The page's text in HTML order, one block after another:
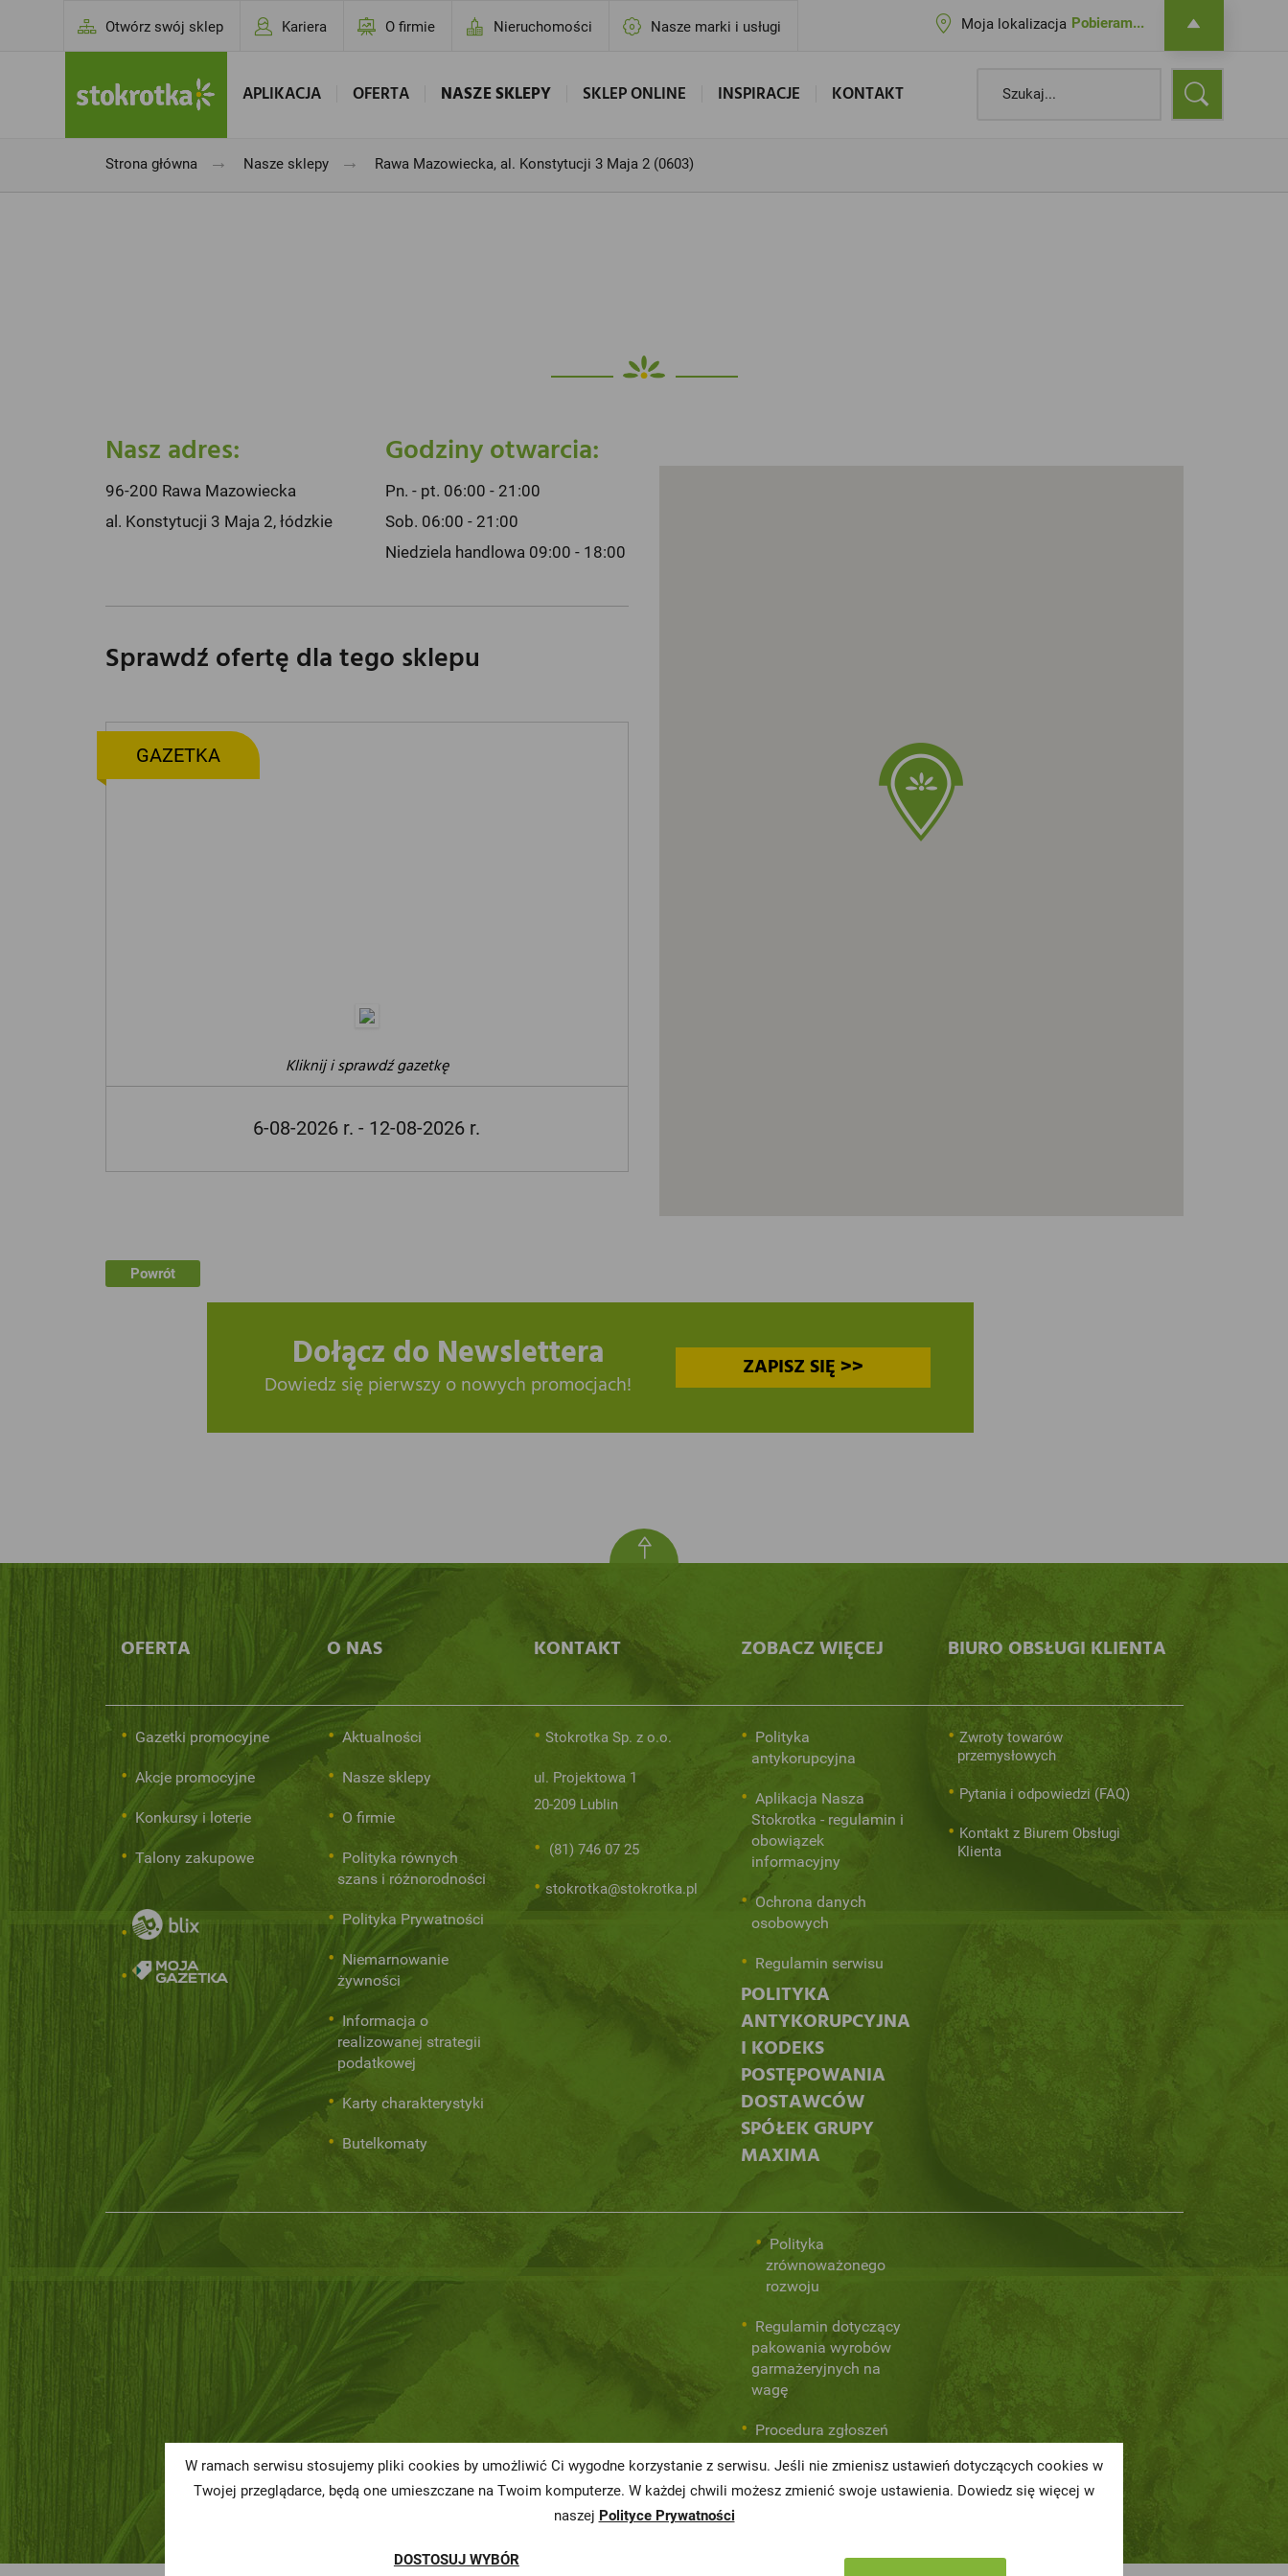
Otwórz swój sklep Kariera O firmie Nieruchomości Nasze marki i usługi Moja lokalizacja Pobieram...
APLIKACJA OFERTA NASZE SKLEPY SKLEP ONLINE INSPIRACJE KONTAKT
Strona główna → Nasze sklepy → Rawa Mazowiecka, al. Konstytucji 3 Maja 2 (0603)
Nasz adres:
96-200 Rawa Mazowiecka
al. Konstytucji 3 Maja 2, łódzkie
Godziny otwarcia:
Pn. - pt. 06:00 - 21:00
Sob. 06:00 - 21:00
Niedziela handlowa 09:00 - 18:00
Sprawdź ofertę dla tego sklepu
Kliknij i sprawdź gazetkę
6-08-2026 r. - 12-08-2026 r.
GAZETKA
Powrót
Dołącz do Newslettera
Dowiedz się pierwszy o nowych promocjach!
ZAPISZ SIĘ >>
OFERTA
Gazetki promocyjne
Akcje promocyjne
Konkursy i loterie
Talony zakupowe
O NAS
Aktualności
Nasze sklepy
O firmie
Polityka równych
szans i różnorodności
Polityka Prywatności
Niemarnowanie
żywności
Informacja o
realizowanej strategii
podatkowej
Karty charakterystyki
Butelkomaty
KONTAKT
Stokrotka Sp. z o.o.
ul. Projektowa 1
20-209 Lublin
(81) 746 07 25
stokrotka@stokrotka.pl
ZOBACZ WIĘCEJ
Polityka
antykorupcyjna
Aplikacja Nasza
Stokrotka - regulamin i
obowiązek
informacyjny
Ochrona danych
osobowych
Regulamin serwisu
POLITYKA
ANTYKORUPCYJNA
I KODEKS
POSTĘPOWANIA
DOSTAWCÓW
SPÓŁEK GRUPY
MAXIMA
Polityka
zrównoważonego
rozwoju
Regulamin dotyczący
pakowania wyrobów
garmażeryjnych na
wagę
Procedura zgłoszeń
naruszeń prawa
BIURO OBSŁUGI KLIENTA
Zwroty towarów
przemysłowych
Pytania i odpowiedzi (FAQ)
Kontakt z Biurem Obsługi
Klienta
W ramach serwisu stosujemy pliki cookies by umożliwić Ci wygodne korzystanie z serwisu. Jeśli nie zmienisz ustawień dotyczących cookies w
Twojej przeglądarce, będą one umieszczane na Twoim komputerze. W każdej chwili możesz zmienić swoje ustawienia. Dowiedz się więcej w
naszej Polityce Prywatności
DOSTOSUJ WYBÓR